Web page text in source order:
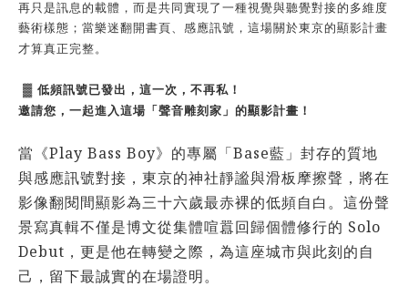
再只是訊息的載體，而是共同實現了一種視覺與聽覺對接的多維度
藝術樣態；當樂迷翻開書頁、感應訊號，這場關於東京的顯影計畫
才算真正完整。
▓ 低頻訊號已發出，這一次，不再私！
邀請您，一起進入這場「聲音雕刻家」的顯影計畫！
當《Play Bass Boy》的專屬「 Base藍」封存的質地
與感應訊號對接，東京的神社靜謐與滑板摩擦聲，將在
影像翻閱間顯影為三十六歲最赤裸的低頻自白。這份聲
景寫真輯不僅是博文從集體喧囂回歸個體修行的 Solo
Debut ，更是他在轉變之際，為這座城市與此刻的自
己，留下最誠實的在場證明。